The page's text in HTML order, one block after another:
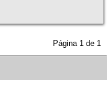
Página 1 de 1